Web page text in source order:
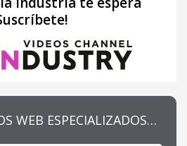
WEB ESPECIALIZADOS…